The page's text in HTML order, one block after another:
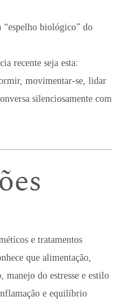
“espelho biológico” do
recente seja esta:
movimentar-se, lidar
silenciosamente com
e tratamentos
que alimentação,
do estresse e estilo
e equilíbrio